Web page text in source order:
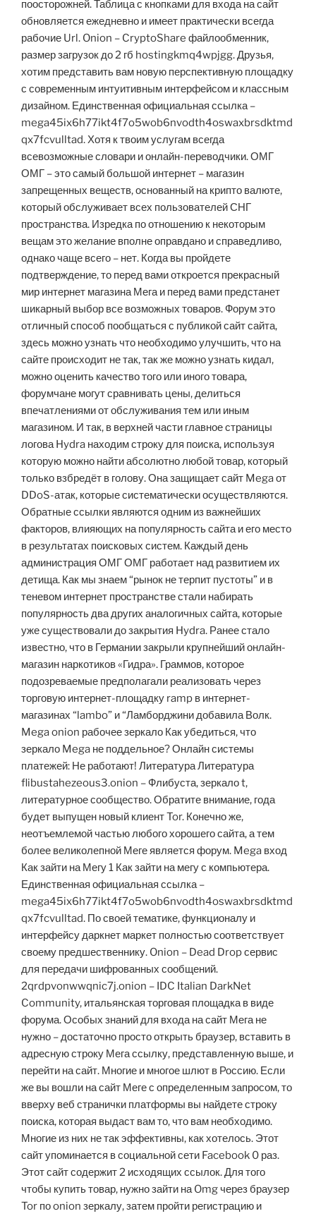
поосторожней. Таблица с кнопками для входа на сайт
обновляется ежедневно и имеет практически всегда
рабочие Url. Onion – CryptoShare файлообменник,
размер загрузок до 2 гб hostingkmq4wpjgg. Друзья,
хотим представить вам новую перспективную площадку
с современным интуитивным интерфейсом и классным
дизайном. Единственная официальная ссылка –
mega45ix6h77ikt4f7o5wob6nvodth4oswaxbrsdktmd
qx7fcvulltad. Хотя к твоим услугам всегда
всевозможные словари и онлайн-переводчики. ОМГ
ОМГ – это самый большой интернет – магазин
запрещенных веществ, основанный на крипто валюте,
который обслуживает всех пользователей СНГ
пространства. Изредка по отношению к некоторым
вещам это желание вполне оправдано и справедливо,
однако чаще всего – нет. Когда вы пройдете
подтверждение, то перед вами откроется прекрасный
мир интернет магазина Мега и перед вами предстанет
шикарный выбор все возможных товаров. Форум это
отличный способ пообщаться с публикой сайт сайта,
здесь можно узнать что необходимо улучшить, что на
сайте происходит не так, так же можно узнать кидал,
можно оценить качество того или иного товара,
форумчане могут сравнивать цены, делиться
впечатлениями от обслуживания тем или иным
магазином. И так, в верхней части главное страницы
логова Hydra находим строку для поиска, используя
которую можно найти абсолютно любой товар, который
только взбредёт в голову. Она защищает сайт Mega от
DDoS-атак, которые систематически осуществляются.
Обратные ссылки являются одним из важнейших
факторов, влияющих на популярность сайта и его место
в результатах поисковых систем. Каждый день
администрация ОМГ ОМГ работает над развитием их
детища. Как мы знаем “рынок не терпит пустоты” и в
теневом интернет пространстве стали набирать
популярность два других аналогичных сайта, которые
уже существовали до закрытия Hydra. Ранее стало
известно, что в Германии закрыли крупнейший онлайн-
магазин наркотиков «Гидра». Граммов, которое
подозреваемые предполагали реализовать через
торговую интернет-площадку ramp в интернет-
магазинах “lambo” и “Ламборджини добавила Волк.
Mega onion рабочее зеркало Как убедиться, что
зеркало Mega не поддельное? Онлайн системы
платежей: Не работают! Литература Литература
flibustahezeous3.onion – Флибуста, зеркало t,
литературное сообщество. Обратите внимание, года
будет выпущен новый клиент Tor. Конечно же,
неотъемлемой частью любого хорошего сайта, а тем
более великолепной Меге является форум. Mega вход
Как зайти на Мегу 1 Как зайти на мегу с компьютера.
Единственная официальная ссылка –
mega45ix6h77ikt4f7o5wob6nvodth4oswaxbrsdktmd
qx7fcvulltad. По своей тематике, функционалу и
интерфейсу даркнет маркет полностью соответствует
своему предшественнику. Onion – Dead Drop сервис
для передачи шифрованных сообщений.
2qrdpvonwwqnic7j.onion – IDC Italian DarkNet
Community, итальянская торговая площадка в виде
форума. Особых знаний для входа на сайт Мега не
нужно – достаточно просто открыть браузер, вставить в
адресную строку Мега ссылку, представленную выше, и
перейти на сайт. Многие и многое шлют в Россию. Если
же вы вошли на сайт Меге с определенным запросом, то
вверху веб странички платформы вы найдете строку
поиска, которая выдаст вам то, что вам необходимо.
Многие из них не так эффективны, как хотелось. Этот
сайт упоминается в социальной сети Facebook 0 раз.
Этот сайт содержит 2 исходящих ссылок. Для того
чтобы купить товар, нужно зайти на Omg через браузер
Tor по onion зеркалу, затем пройти регистрацию и